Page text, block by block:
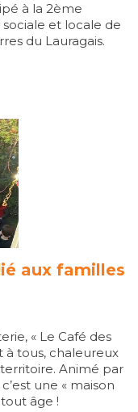
à la 2ème
et locale de
du Lauragais.
aux familles
« Le Café des
à tous, chaleureux
Animé par
une « maison
âge !